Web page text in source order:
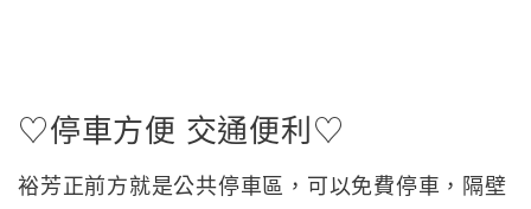
♡停車方便 交通便利♡
裕芳正前方就是公共停車區，可以免費停車，隔壁